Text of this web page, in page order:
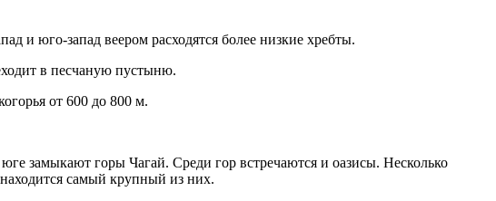
и юго-запад веером расходятся более низкие хребты.
в песчаную пустыню.
от 600 до 800 м.
замыкают горы Чагай. Среди гор встречаются и оазисы. Несколько
самый крупный из них.